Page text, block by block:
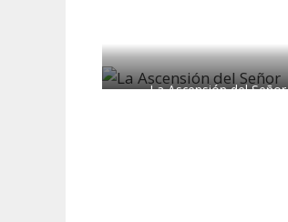
La Ascensión del Señor